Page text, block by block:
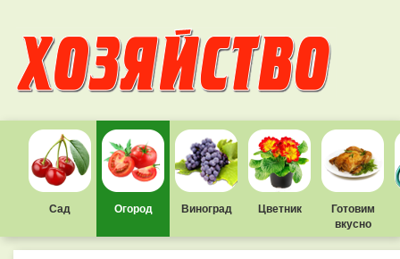
Сад Огород Виноград Цветник
Готовим
вкусно